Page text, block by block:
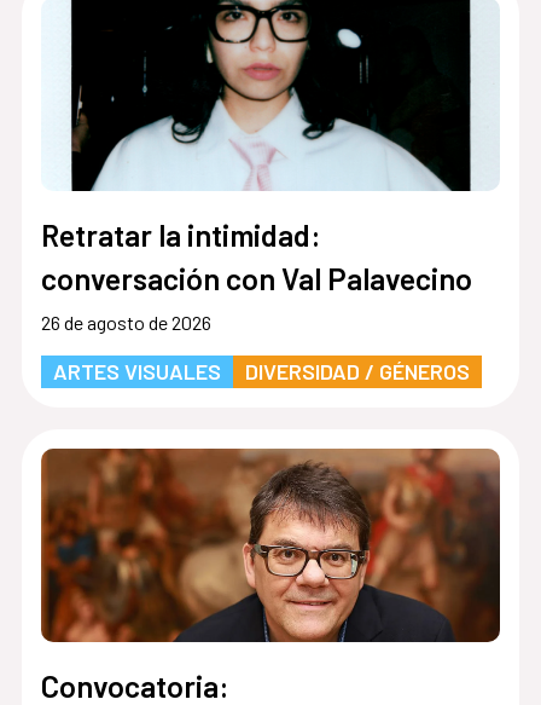
Retratar la intimidad:
conversación con Val Palavecino
26 de agosto de 2026
ARTES VISUALES DIVERSIDAD / GÉNEROS
Convocatoria: